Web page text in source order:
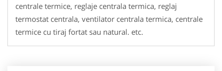
centrale termice, reglaje centrala termica, reglaj
termostat centrala, ventilator centrala termica, centrale
termice cu tiraj fortat sau natural. etc.